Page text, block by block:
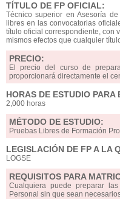
TÍTULO DE FP OFICIAL:
Técnico superior en Asesoría
libres en las convocatorias
título oficial correspondiente, con
mismos efectos que cualquier
PRECIO:
El precio del curso de
proporcionará directamente el
HORAS DE ESTUDIO PARA
2,000 horas
MÉTODO DE ESTUDIO:
Pruebas Libres de Formación
LEGISLACIÓN DE FP A LA
LOGSE
REQUISITOS PARA
Cualquiera puede preparar
Personal sin que sean